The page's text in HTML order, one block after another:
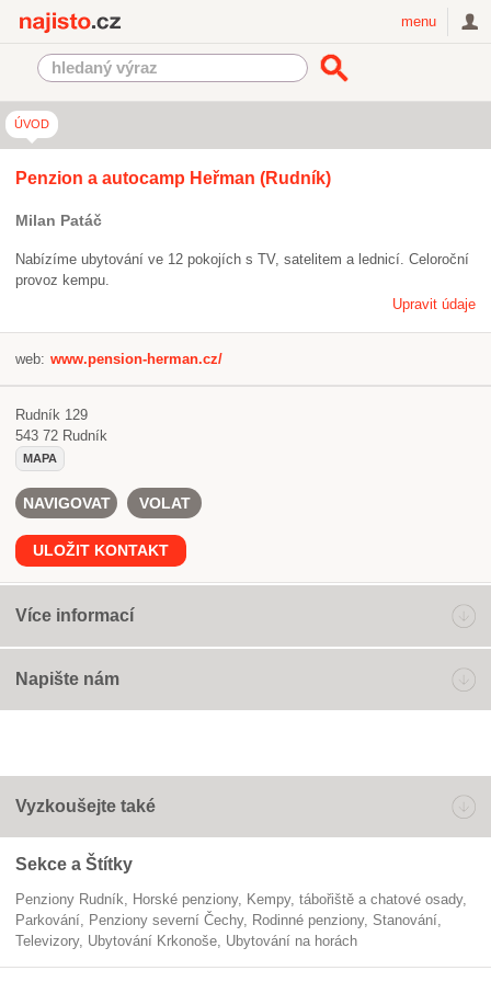
menu
ÚVOD
Penzion a autocamp Heřman (Rudník)
Milan Patáč
Nabízíme ubytování ve 12 pokojích s TV, satelitem a lednicí. Celoroční
provoz kempu.
Upravit údaje
web: www.pension-herman.cz/
Rudník 129
543 72 Rudník
MAPA
NAVIGOVAT VOLAT
ULOŽIT KONTAKT
Více informací
Napište nám
Vyzkoušejte také
Sekce a Štítky
Penziony Rudník horské penziony
Kempy, tábořiště a chatové osady
parkování
penziony severní Čechy rodinné penziony
stanování
televizory
ubytování Krkonoše ubytování na horách